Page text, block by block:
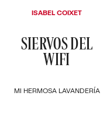
MI HERMOSA LAVANDERÍA
SIERVOS DEL
WIFI
ISABEL COIXET